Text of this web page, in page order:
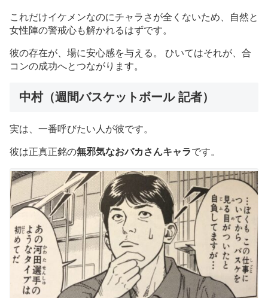
これだけイケメンなのにチャラさが全くないため、自然と
女性陣の警戒心も解かれるはずです。
彼の存在が、場に安心感を与える。 ひいてはそれが、合
コンの成功へとつながります。
中村（週間バスケットボール 記者）
実は、一番呼びたい人が彼です。
彼は正真正銘の無邪気なおバカさんキャラです。